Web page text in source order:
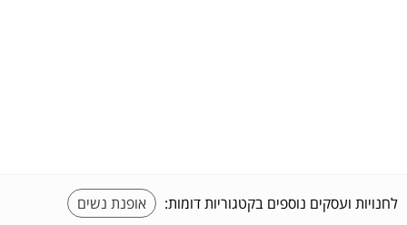
לחנויות ועסקים נוספים בקטגוריות דומות:
אופנת נשים